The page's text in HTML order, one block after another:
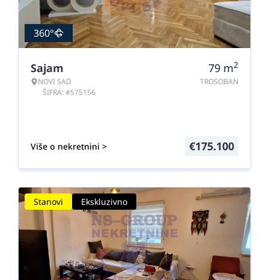
360°
Sajam
NOVI SAD
ŠIFRA: #575156
79 m2
TROSOBAN
Više o nekretnini > €175.100
Stanovi Ekskluzivno